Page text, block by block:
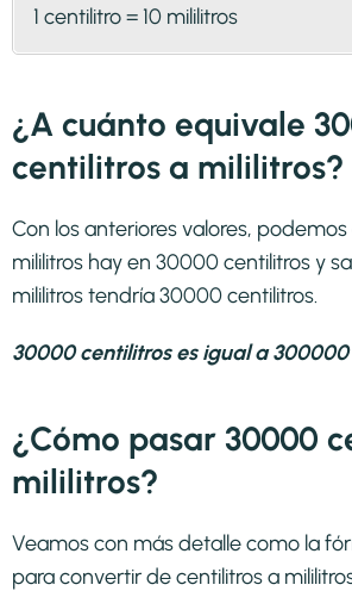
1 centilitro = 10 mililitros
¿A cuánto equivale
centilitros a mililitros?
Con los anteriores valores,
mililitros hay en 30000 centilitros y
mililitros tendría 30000 centilitros.
30000 centilitros es igual a
¿Cómo pasar 30000
mililitros?
Veamos con más detalle como la
para convertir de centilitros a